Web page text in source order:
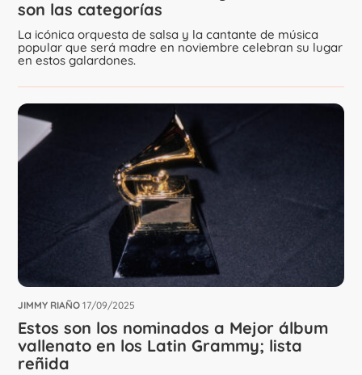
son las categorías
La icónica orquesta de salsa y la cantante de música
popular que será madre en noviembre celebran su lugar
en estos galardones.
JIMMY RIAÑO 17/09/2025
Estos son los nominados a Mejor álbum
vallenato en los Latin Grammy; lista
reñida